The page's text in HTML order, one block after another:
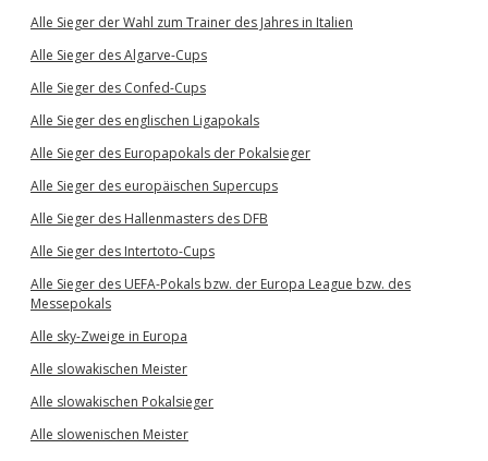
Alle Sieger der Wahl zum Trainer des Jahres in Italien
Alle Sieger des Algarve-Cups
Alle Sieger des Confed-Cups
Alle Sieger des englischen Ligapokals
Alle Sieger des Europapokals der Pokalsieger
Alle Sieger des europäischen Supercups
Alle Sieger des Hallenmasters des DFB
Alle Sieger des Intertoto-Cups
Alle Sieger des UEFA-Pokals bzw. der Europa League bzw. des
Messepokals
Alle sky-Zweige in Europa
Alle slowakischen Meister
Alle slowakischen Pokalsieger
Alle slowenischen Meister